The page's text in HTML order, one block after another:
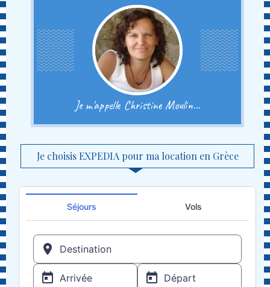
Je m'appelle Christine Moulin...
Je choisis EXPEDIA pour ma location en Grèce